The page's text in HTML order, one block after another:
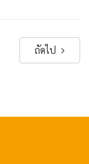
ถัดไป